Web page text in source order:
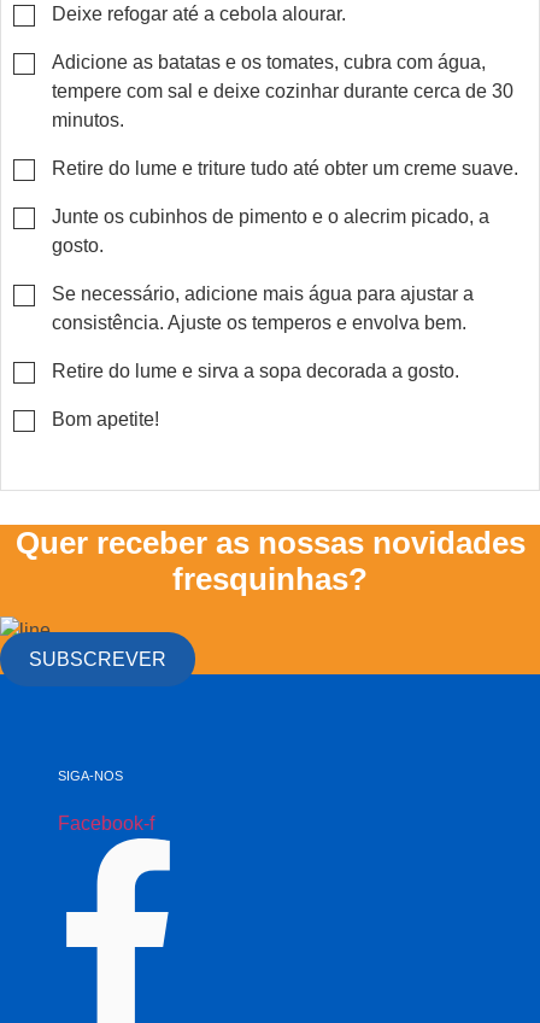
▢
Deixe refogar até a cebola alourar.
▢
Adicione as batatas e os tomates, cubra com água,
tempere com sal e deixe cozinhar durante cerca de 30
minutos.
▢
Retire do lume e triture tudo até obter um creme suave.
▢
Junte os cubinhos de pimento e o alecrim picado, a
gosto.
▢
Se necessário, adicione mais água para ajustar a
consistência. Ajuste os temperos e envolva bem.
▢
Retire do lume e sirva a sopa decorada a gosto.
▢
Bom apetite!
Quer receber as nossas novidades
fresquinhas?
SUBSCREVER
SIGA-NOS
Facebook-f